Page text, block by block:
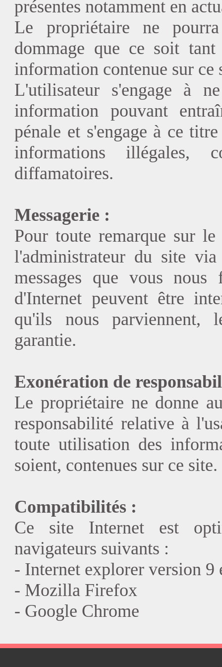
présentes notamment en
Le propriétaire ne
dommage que ce soit
information contenue sur ce
L'utilisateur s'engage à
information pouvant
pénale et s'engage à ce
informations
diffamatoires.
Messagerie :
Pour toute remarque sur
l'administrateur du site
messages que vous
d'Internet peuvent être
qu'ils nous parviennent,
garantie.
Exonération de
Le propriétaire ne donne
responsabilité relative à
toute utilisation des
soient, contenues sur ce site.
Compatibilités :
Ce site Internet est
navigateurs suivants :
- Internet explorer version 9
- Mozilla Firefox
- Google Chrome